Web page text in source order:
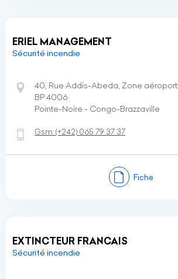
ERIEL MANAGEMENT
Sécurité incendie
40, Rue Addis-Abeda, Zone
BP 4006
Pointe-Noire - Congo-Brazzaville
Gsm:(+242) 065 79 37 37
Fiche
EXTINCTEUR FRANCAIS
Sécurité incendie